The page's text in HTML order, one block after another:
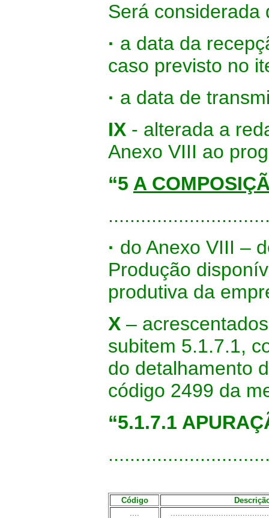
Será considerada
· a data da
caso previsto no
· a data de
IX - alterada a
Anexo VIII ao
“5 A
· do Anexo VIII –
Produção
produtiva da
X –
subitem 5.1.7.1,
do detalhamento
código 2499 da
“5.1.7.1
Código
....